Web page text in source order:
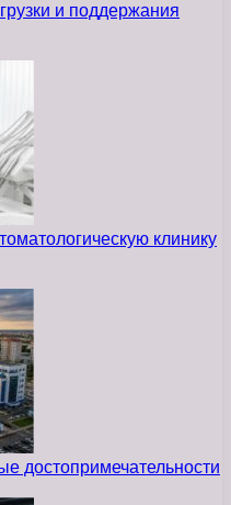
и поддержания
клинику
достопримечательности